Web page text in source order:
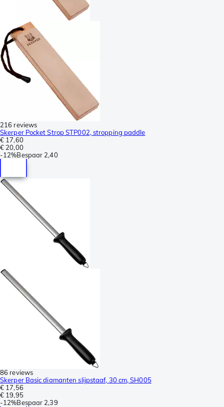
216 reviews
Skerper Pocket Strop STP002, stropping paddle
€ 17,60
€ 20,00
-12%Bespaar 2,40
86 reviews
Skerper Basic diamanten slijpstaaf, 30 cm, SH005
€ 17,56
€ 19,95
-12%Bespaar 2,39